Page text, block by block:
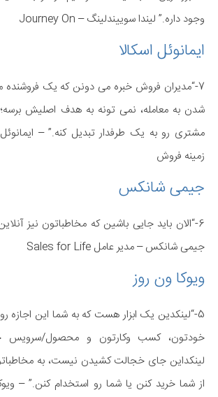
وجود داره.” لیندا سوییندلینگ – Journey On
ایمانوئل اسکالا
7-“مدیران فروش خبره می دونن که یک فروشنده
شدن به معامله، نمی تونه به هدف اصلیش
مشتری رو به یک طرفدار تبدیل کنه.” –
زمینه فروش
جیمی شانکس
6-“الان باید جایی باشین که مخاطباتون نیز
جیمی شانکس – مدیر عامل Sales for Life
ویوکا ون روز
5-“لینکدین یک ابزار هست که به شما این اجازه
خودتون، کسب وکارتون و محصول/سرویس
لینکداین جای خجالت کشیدن نیست، به
از شما خرید کنن یا شما رو استخدام کنن.” –